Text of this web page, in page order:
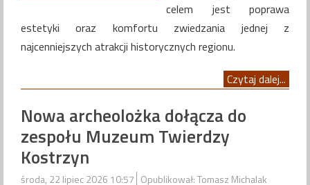
celem jest poprawa
estetyki oraz komfortu zwiedzania jednej z
najcenniejszych atrakcji historycznych regionu.
Czytaj dalej...
Nowa archeolożka dołącza do
zespołu Muzeum Twierdzy
Kostrzyn
środa, 22 lipiec 2026 10:57 Opublikował: Tomasz Michalak